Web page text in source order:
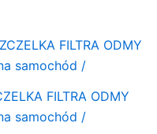
FILTRA ODMY
samochód /